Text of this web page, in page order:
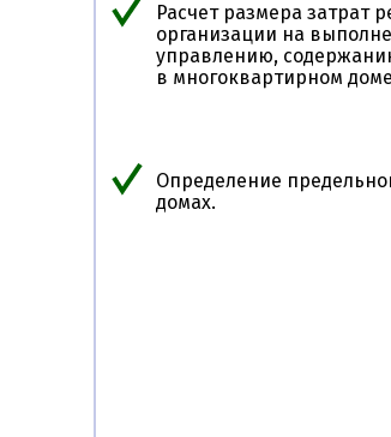
Расчет размера затрат
организации на
управлению,
в многоквартирном
Определение
домах.